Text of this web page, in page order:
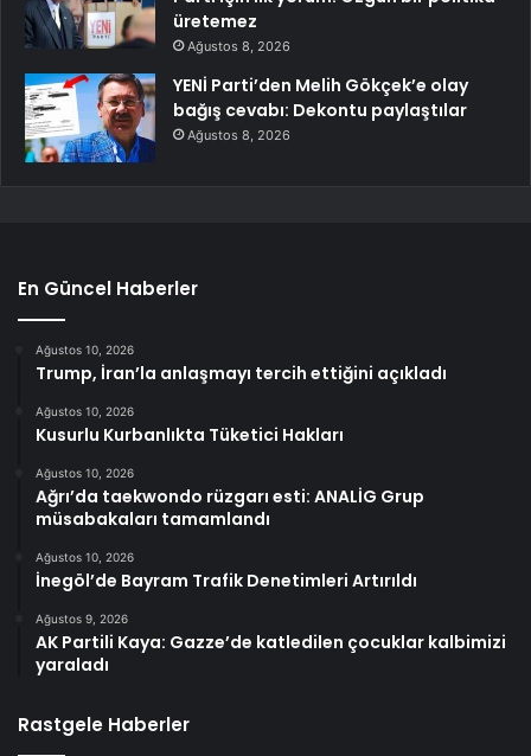
üretemez
Ağustos 8, 2026
YENİ Parti’den Melih Gökçek’e olay
bağış cevabı: Dekontu paylaştılar
Ağustos 8, 2026
En Güncel Haberler
Ağustos 10, 2026
Trump, İran’la anlaşmayı tercih ettiğini açıkladı
Ağustos 10, 2026
Kusurlu Kurbanlıkta Tüketici Hakları
Ağustos 10, 2026
Ağrı’da taekwondo rüzgarı esti: ANALİG Grup
müsabakaları tamamlandı
Ağustos 10, 2026
İnegöl’de Bayram Trafik Denetimleri Artırıldı
Ağustos 9, 2026
AK Partili Kaya: Gazze’de katledilen çocuklar kalbimizi
yaraladı
Rastgele Haberler